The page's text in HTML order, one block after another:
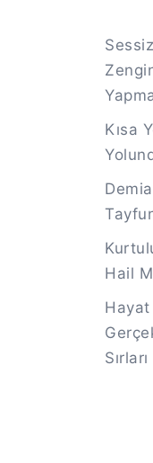
Kısa
Hail
Sırları